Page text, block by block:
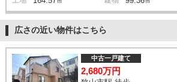
広さの近い物件はこちら
中古一戸建て
2,680万円